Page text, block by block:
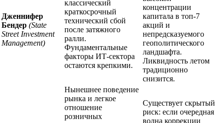
Дженнифер
Бендер (State
Street Investment
Management)
классический
краткосрочный
технический сбой
после затяжного
ралли.
Фундаментальные
факторы ИТ-сектора
остаются крепкими.
концентрации
капитала в топ-7
акций и
непредсказуемого
геополитического
ландшафта.
Ликвидность летом
традиционно
снизится.
Нынешнее поведение
рынка и легкое
отношение
розничных
Существует скрытый
риск: если очередная
волна коррекции